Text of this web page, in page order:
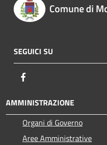
Comune di
SEGUICI SU
AMMINISTRAZIONE
Organi di Governo
Aree Amministrative